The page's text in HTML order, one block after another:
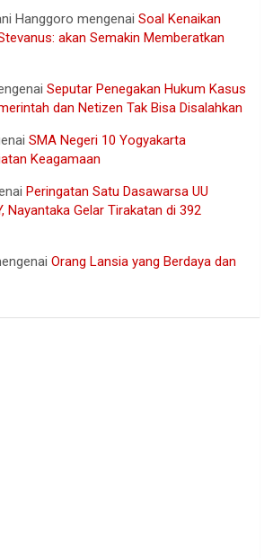
Hanggoro mengenai Soal Kenaikan
akan Semakin Memberatkan
Seputar Penegakan Hukum Kasus
dan Netizen Tak Bisa Disalahkan
SMA Negeri 10 Yogyakarta
Keagamaan
Peringatan Satu Dasawarsa UU
Nayantaka Gelar Tirakatan di 392
Orang Lansia yang Berdaya dan